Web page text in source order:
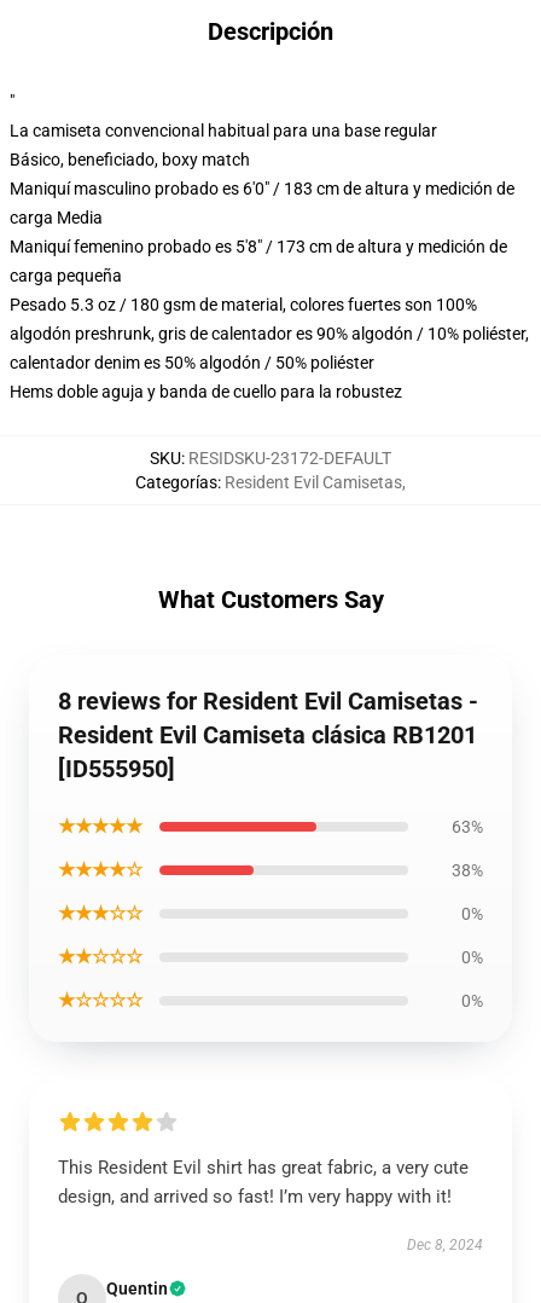
Descripción
"
La camiseta convencional habitual para una base regular
Básico, beneficiado, boxy match
Maniquí masculino probado es 6'0" / 183 cm de altura y medición de
carga Media
Maniquí femenino probado es 5'8" / 173 cm de altura y medición de
carga pequeña
Pesado 5.3 oz / 180 gsm de material, colores fuertes son 100%
algodón preshrunk, gris de calentador es 90% algodón / 10% poliéster,
calentador denim es 50% algodón / 50% poliéster
Hems doble aguja y banda de cuello para la robustez
SKU: RESIDSKU-23172-DEFAULT
Categorías: Resident Evil Camisetas,
What Customers Say
8 reviews for Resident Evil Camisetas -
Resident Evil Camiseta clásica RB1201
[ID555950]
★★★★★ 63%
★★★★☆ 38%
★★★☆☆ 0%
★★☆☆☆ 0%
★☆☆☆☆ 0%
This Resident Evil shirt has great fabric, a very cute
design, and arrived so fast! I’m very happy with it!
Dec 8, 2024
Q Quentin